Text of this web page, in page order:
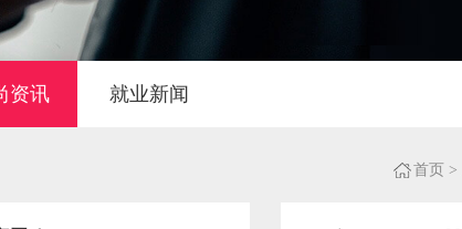
资讯 就业新闻
首页 >